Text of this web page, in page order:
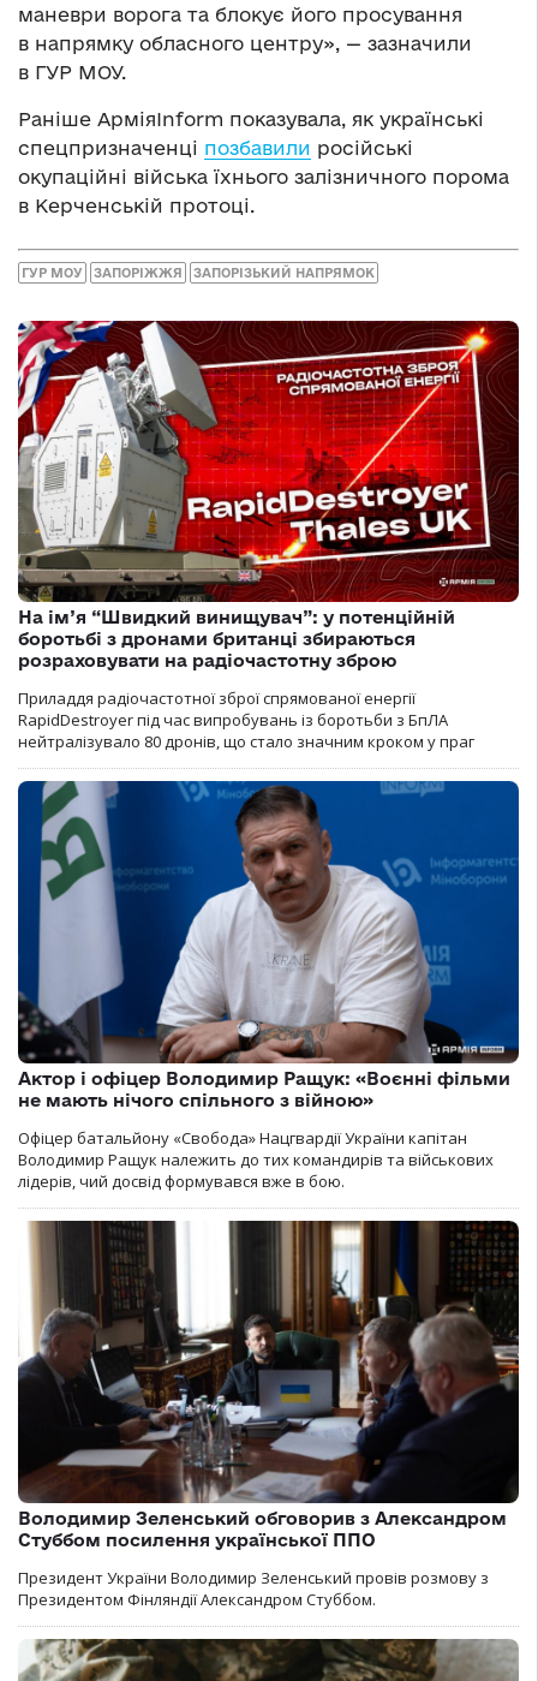
маневри ворога та блокує його просування
в напрямку обласного центру», — зазначили
в ГУР МОУ.
Раніше АрміяInform показувала, як українські
спецпризначенці позбавили російські
окупаційні війська їхнього залізничного порома
в Керченській протоці.
ГУР МОУ ЗАПОРІЖЖЯ ЗАПОРІЗЬКИЙ НАПРЯМОК
На ім’я “Швидкий винищувач”: у потенційній
боротьбі з дронами британці збираються
розраховувати на радіочастотну зброю
Приладдя радіочастотної зброї спрямованої енергії
RapidDestroyer під час випробувань із боротьби з БпЛА
нейтралізувало 80 дронів, що стало значним кроком у праг
Актор і офіцер Володимир Ращук: «Воєнні фільми
не мають нічого спільного з війною»
Офіцер батальйону «Свобода» Нацгвардії України капітан
Володимир Ращук належить до тих командирів та військових
лідерів, чий досвід формувався вже в бою.
Володимир Зеленський обговорив з Александром
Стуббом посилення української ППО
Президент України Володимир Зеленський провів розмову з
Президентом Фінляндії Александром Стуббом.